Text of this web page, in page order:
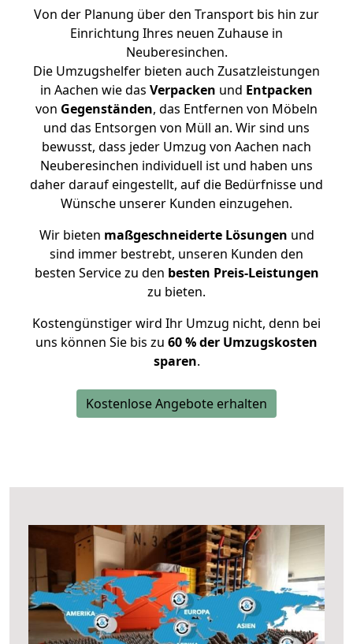
Von der Planung über den Transport bis hin zur
Einrichtung Ihres neuen Zuhause in
Neuberesinchen.
Die Umzugshelfer bieten auch Zusatzleistungen
in Aachen wie das Verpacken und Entpacken
von Gegenständen, das Entfernen von Möbeln
und das Entsorgen von Müll an. Wir sind uns
bewusst, dass jeder Umzug von Aachen nach
Neuberesinchen individuell ist und haben uns
daher darauf eingestellt, auf die Bedürfnisse und
Wünsche unserer Kunden einzugehen.
Wir bieten maßgeschneiderte Lösungen und
sind immer bestrebt, unseren Kunden den
besten Service zu den besten Preis-Leistungen
zu bieten.
Kostengünstiger wird Ihr Umzug nicht, denn bei
uns können Sie bis zu 60 % der Umzugskosten
sparen.
Kostenlose Angebote erhalten